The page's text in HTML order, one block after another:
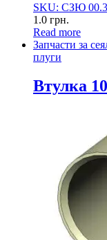
SKU: СЗЮ
1.0 грн.
Read more
Запчасти за
плуги
Втулка